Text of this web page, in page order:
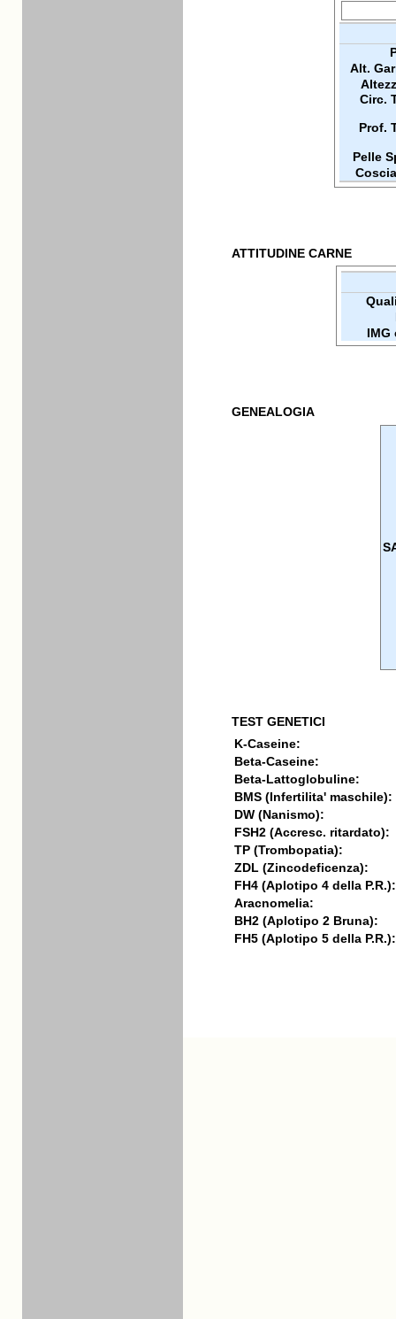
Alt.
Circ.
Prof.
Pelle
ATTITUDINE CARNE
IMG
GENEALOGIA
TEST GENETICI
K-Caseine:
Beta-Caseine:
Beta-Lattoglobuline:
BMS (Infertilita' maschile):
DW (Nanismo):
FSH2 (Accresc. ritardato):
TP (Trombopatia):
ZDL (Zincodeficenza):
FH4 (Aplotipo 4 della P.R.):
Aracnomelia:
BH2 (Aplotipo 2 Bruna):
FH5 (Aplotipo 5 della P.R.):